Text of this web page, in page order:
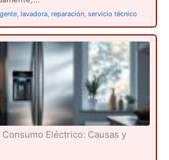
lavadora reparación servicio técnico
Eléctrico: Causas y